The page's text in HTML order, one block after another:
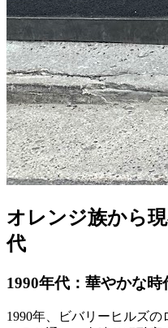
オレンジ族から
代
1990年代：華やかな時
1990年、ビバリーヒルズ